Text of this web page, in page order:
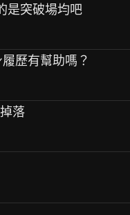
是突破場均吧
歷有幫助嗎？
落